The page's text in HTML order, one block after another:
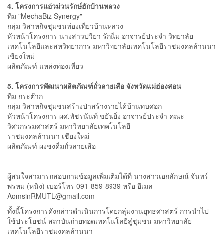
4. โครงการแอ่วม่วนรักษ์ฮักบ้านหลวง
ทีม "MechaBiz Synergy"
กลุ่ม วิสาหกิจชุมชนท่องเที่ยวบ้านหลวง
หัวหน้าโครงการ นางสาวปวียา รักนิ่ม อาจารย์ประจำ วิทยาลัย
เทคโนโลยีและสหวิทยาการ มหาวิทยาลัยเทคโนโลยีราชมงคลล้านนา
เชียงใหม่
ผลิตภัณฑ์ แหล่งท่องเที่ยว
5. โครงการพัฒนาผลิตภัณฑ์ถั่วลายเสือ จังหวัดแม่ฮ่องสอน
ทีม กระต๊าก
กลุ่ม วิสาหกิจชุมชนสร้างป่าสร้างรายได้บ้านทบศอก
หัวหน้าโครงการ ผศ.พัชรนันท์ ขยันยิ่ง อาจารย์ประจำ คณะ
วิศวกรรมศาสตร์ มหาวิทยาลัยเทคโนโลยี
ราชมงคลล้านนา เชียงใหม่
ผลิตภัณฑ์ ผงชงดื่มถั่วลายเสือ
ผู้สนใจสามารถสอบถามข้อมูลเพิ่มเติมได้ที่ นางสาวเอกลักษณ์ จันทร์
พรหม (หนิง) เบอร์โทร 091-859-8939 หรือ อีเมล
AomsinRMUTL@gmail.com
ทั้งนี้โครงการดังกล่าวดำเนินการโดยกลุ่มงานยุทธศาสตร์ การนำไป
ใช้ประโยชน์ สถาบันถ่ายทอดเทคโนโลยีสู่ชุมชน มหาวิทยาลัย
เทคโนโลยีราชมงคลล้านนา